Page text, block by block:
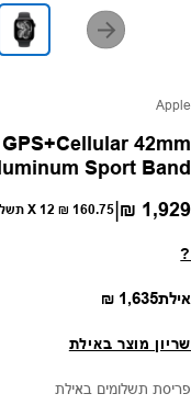
ספק:
Apple
42mm
Sport Band
מחיר רגיל
1,929 ₪
|
160.75 ₪ X 12 תשלומים
?
אילתמחיר רגיל
1,635 ₪
שריון מוצר באילת
פריסת תשלומים באילת